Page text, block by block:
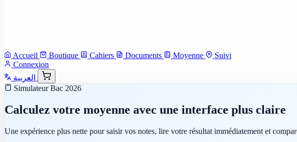
Accueil Boutique Cahiers Documents Moyenne
Suivi
Connexion
العربية
Simulateur Bac 2026
Calculez votre moyenne avec une interface plus claire
Une expérience plus nette pour saisir vos notes, lire votre résultat immédiatement et